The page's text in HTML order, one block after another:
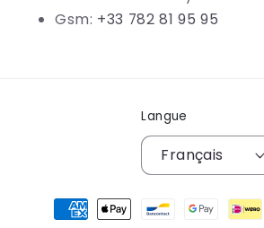
Gsm: +33 782 81 95 95
Langue
Français
Moyens